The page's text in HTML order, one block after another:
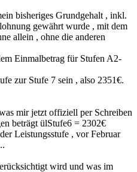
bisheriges Grundgehalt , inkl.
gewährt wurde , mit dem
allein , ohne die anderen
Einmalbetrag für Stufen A2-
zur Stufe 7 sein , also 2351€.
mir jetzt offiziell per Schreiben
beträgt ülStufe6 = 2302€
Leistungsstufe , vor Februar
wird und was im